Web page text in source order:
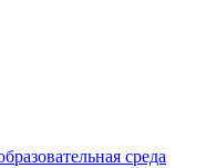
среда